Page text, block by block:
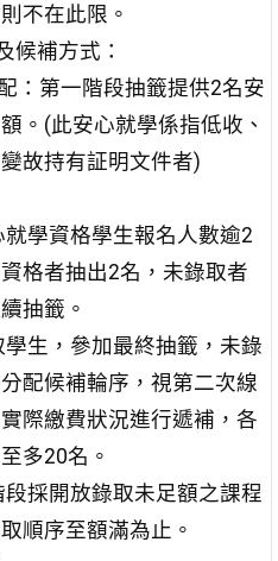
不在此限。
候補方式：
：第一階段抽籤提供2名安
。(此安心就學係指低收、
故持有証明文件者)
學資格學生報名人數逾2
格者抽出2名，未錄取者
抽籤。
生，參加最終抽籤，未錄
配候補輪序，視第二次線
實際繳費狀況進行遞補，各
多20名。
採開放錄取未足額之課程
順序至額滿為止。